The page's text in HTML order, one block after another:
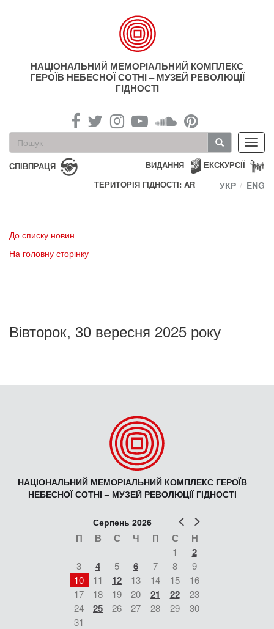
НАЦІОНАЛЬНИЙ МЕМОРІАЛЬНИЙ КОМПЛЕКС
ГЕРОЇВ НЕБЕСНОЇ СОТНІ – МУЗЕЙ РЕВОЛЮЦІЇ
ГІДНОСТІ
Пошукова
форма
Пошук
СПІВПРАЦЯ ЕКСКУРСІЇ
ВИДАННЯ
ТЕРИТОРІЯ ГІДНОСТІ: AR
УКР ENG
До списку новин
На головну сторінку
Вівторок, 30 вересня 2025 року
НАЦІОНАЛЬНИЙ МЕМОРІАЛЬНИЙ КОМПЛЕКС ГЕРОЇВ
НЕБЕСНОЇ СОТНІ – МУЗЕЙ РЕВОЛЮЦІЇ ГІДНОСТІ
Попер
Серпень 2026
П В С Ч П С Н
1 2
3 4 5 6 7 8
9
10
11 12 13 14 15
16
17
18 19 20 21 22
23
24
25 26 27 28 29
30
31